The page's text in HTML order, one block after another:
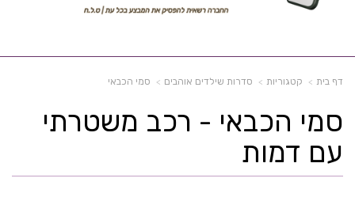
דף בית קטגוריות סדרות שילדים אוהבים סמי הכבאי
סמי הכבאי - רכב משטרתי
עם דמות